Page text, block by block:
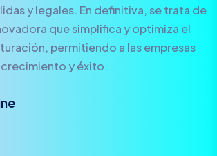
y legales. En definitiva, se trata de
que simplifica y optimiza el
permitiendo a las empresas
crecimiento y éxito.